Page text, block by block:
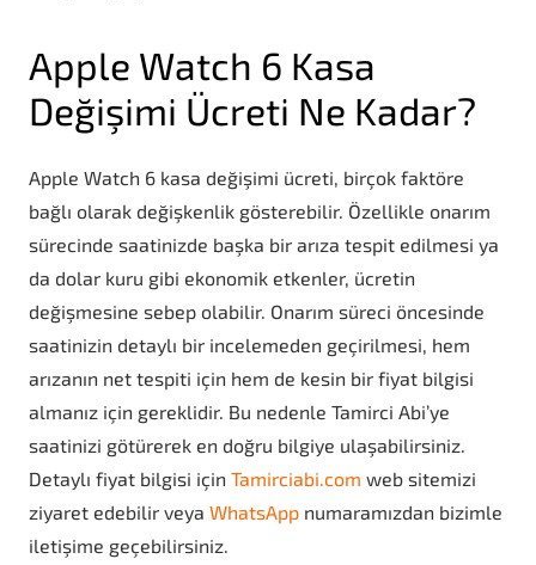
Apple Watch 6 Kasa
Değişimi Ücreti Ne Kadar?
Apple Watch 6 kasa değişimi ücreti, birçok faktöre
bağlı olarak değişkenlik gösterebilir. Özellikle onarım
sürecinde saatinizde başka bir arıza tespit edilmesi ya
da dolar kuru gibi ekonomik etkenler, ücretin
değişmesine sebep olabilir. Onarım süreci öncesinde
saatinizin detaylı bir incelemeden geçirilmesi, hem
arızanın net tespiti için hem de kesin bir fiyat bilgisi
almanız için gereklidir. Bu nedenle Tamirci Abi’ye
saatinizi götürerek en doğru bilgiye ulaşabilirsiniz.
Detaylı fiyat bilgisi için Tamirciabi.com web sitemizi
ziyaret edebilir veya WhatsApp numaramızdan bizimle
iletişime geçebilirsiniz.